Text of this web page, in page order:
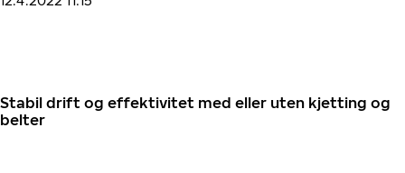
Stabil drift og effektivitet med eller uten kjetting og
belter